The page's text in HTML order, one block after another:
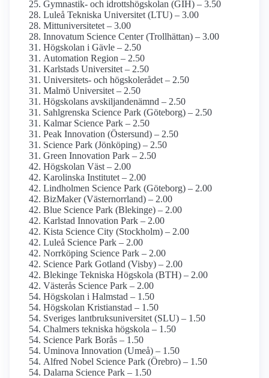
Gymnastik- och idrotts­högskolan (GIH) – 3.50
Luleå Tekniska Universitet (LTU) – 3.00
Mitt­universitetet – 3.00
Innovatum Science Center (Trollhättan) – 3.00
Högskolan i Gävle – 2.50
Automation Region – 2.50
Karlstads Universitet – 2.50
Universitets- och högskolerådet – 2.50
Malmö Universitet – 2.50
Högskolans avskiljande­nämnd – 2.50
Sahlgrenska Science Park (Göteborg) – 2.50
Kalmar Science Park – 2.50
Peak Innovation (Östersund) – 2.50
Science Park (Jönköping) – 2.50
Green Innovation Park – 2.50
Högskolan Väst – 2.00
Karolinska Institutet – 2.00
Lindholmen Science Park (Göteborg) – 2.00
BizMaker (Västernorrland) – 2.00
Blue Science Park (Blekinge) – 2.00
Karlstad Innovation Park – 2.00
Kista Science City (Stockholm) – 2.00
Luleå Science Park – 2.00
Norrköping Science Park – 2.00
Science Park Gotland (Visby) – 2.00
Blekinge Tekniska Högskola (BTH) – 2.00
Västerås Science Park – 2.00
Högskolan i Halmstad – 1.50
Högskolan Kristianstad – 1.50
Sveriges lantbruks­universitet (SLU) – 1.50
Chalmers tekniska högskola – 1.50
Science Park Borås – 1.50
Uminova Innovation (Umeå) – 1.50
Alfred Nobel Science Park (Örebro) – 1.50
Dalarna Science Park – 1.50